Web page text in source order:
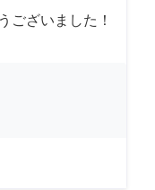
ございました！